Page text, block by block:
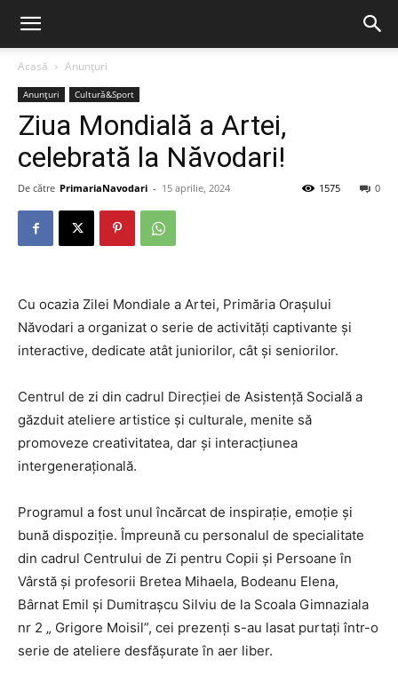
Acasă Anunțuri
Anunțuri Cultură&Sport
Ziua Mondială a Artei,
celebrată la Năvodari!
De către PrimariaNavodari - 15 aprilie, 2024 0
1575
Cu ocazia Zilei Mondiale a Artei, Primăria Orașului
Năvodari a organizat o serie de activități captivante și
interactive, dedicate atât juniorilor, cât și seniorilor.
Centrul de zi din cadrul Direcției de Asistență Socială a
găzduit ateliere artistice și culturale, menite să
promoveze creativitatea, dar și interacțiunea
intergenerațională.
Programul a fost unul încărcat de inspirație, emoție și
bună dispoziție. Împreună cu personalul de specialitate
din cadrul Centrului de Zi pentru Copii și Persoane în
Vârstă și profesorii Bretea Mihaela, Bodeanu Elena,
Bârnat Emil și Dumitrașcu Silviu de la Scoala Gimnaziala
nr 2 „ Grigore Moisil”, cei prezenți s-au lasat purtați într-o
serie de ateliere desfășurate în aer liber.